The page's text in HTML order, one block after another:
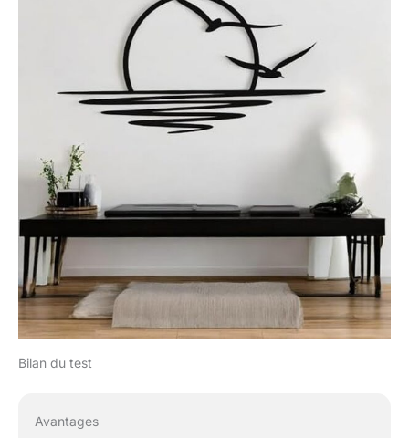
Bilan du test
Avantages